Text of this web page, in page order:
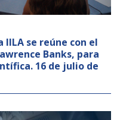
IILA se reúne con el
Banks, para
16 de julio de